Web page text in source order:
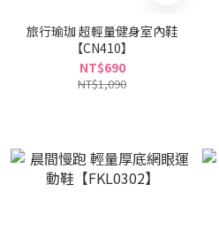
旅行瑜珈 超輕量健身室內鞋
【CN410】
NT$690
NT$1,090